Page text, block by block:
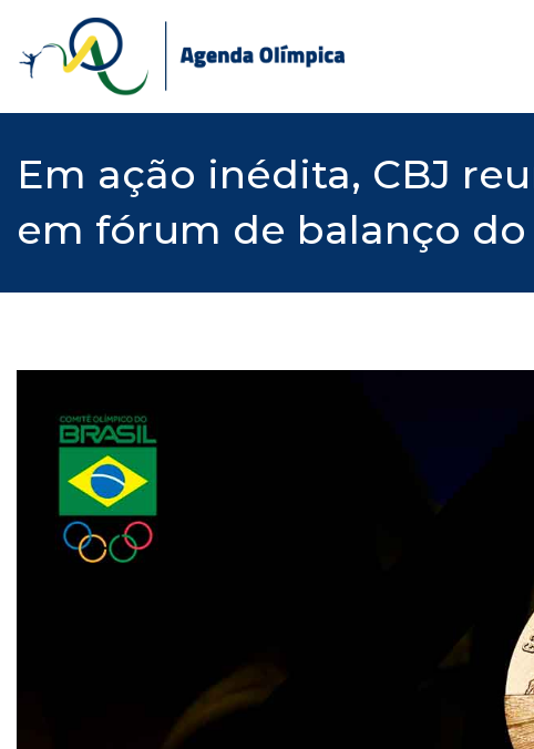
content
Em ação inédita, CBJ
em fórum de balanço